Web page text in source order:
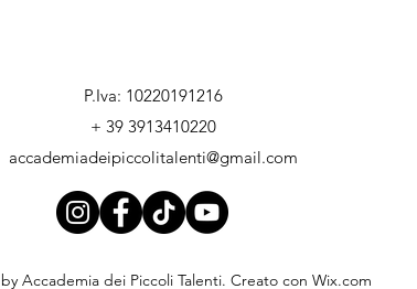
P.Iva: 10220191216
+ 39 3913410220
accademiadeipiccolitalenti@gmail.com
Accademia dei Piccoli Talenti. Creato con Wix.com